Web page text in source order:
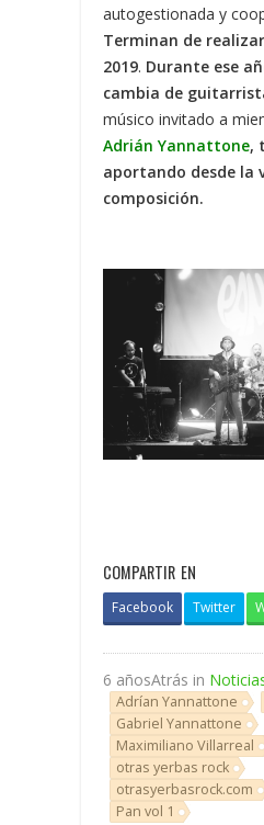
autogestionada y
Terminan de
2019. Durante ese
cambia de
músico invitado a
Adrián Yannattone,
aportando desde la
composición.
COMPARTIR EN
Facebook Twitter
6 añosAtrás in
Adrían Yannattone
Gabriel Yannattone
Maximiliano Villarreal
otras yerbas rock
otrasyerbasrock.com
Pan vol 1